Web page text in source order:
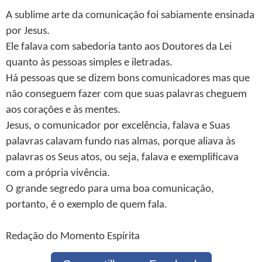
A sublime arte da comunicação foi sabiamente ensinada
por Jesus.
Ele falava com sabedoria tanto aos Doutores da Lei
quanto às pessoas simples e iletradas.
Há pessoas que se dizem bons comunicadores mas que
não conseguem fazer com que suas palavras cheguem
aos corações e às mentes.
Jesus, o comunicador por excelência, falava e Suas
palavras calavam fundo nas almas, porque aliava às
palavras os Seus atos, ou seja, falava e exemplificava
com a própria vivência.
O grande segredo para uma boa comunicação,
portanto, é o exemplo de quem fala.
Redação do Momento Espírita